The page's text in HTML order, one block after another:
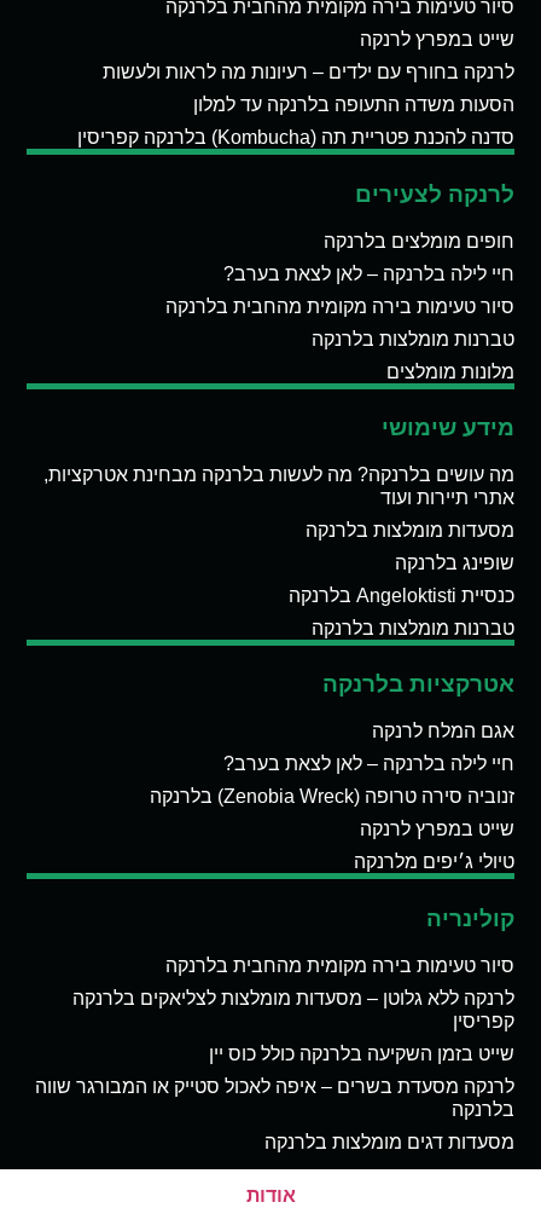
סיור טעימות בירה מקומית מהחבית בלרנקה
שייט במפרץ לרנקה
לרנקה בחורף עם ילדים – רעיונות מה לראות ולעשות
הסעות משדה התעופה בלרנקה עד למלון
סדנה להכנת פטריית תה (Kombucha) בלרנקה קפריסין
לרנקה לצעירים
חופים מומלצים בלרנקה
חיי לילה בלרנקה – לאן לצאת בערב?
סיור טעימות בירה מקומית מהחבית בלרנקה
טברנות מומלצות בלרנקה
מלונות מומלצים
מידע שימושי
מה עושים בלרנקה? מה לעשות בלרנקה מבחינת אטרקציות,
אתרי תיירות ועוד
מסעדות מומלצות בלרנקה
שופינג בלרנקה
כנסיית Angeloktisti בלרנקה
טברנות מומלצות בלרנקה
אטרקציות בלרנקה
אגם המלח לרנקה
חיי לילה בלרנקה – לאן לצאת בערב?
זנוביה סירה טרופה (Zenobia Wreck) בלרנקה
שייט במפרץ לרנקה
טיולי ג׳יפים מלרנקה
קולינריה
סיור טעימות בירה מקומית מהחבית בלרנקה
לרנקה ללא גלוטן – מסעדות מומלצות לצליאקים בלרנקה
קפריסין
שייט בזמן השקיעה בלרנקה כולל כוס יין
לרנקה מסעדת בשרים – איפה לאכול סטייק או המבורגר שווה
בלרנקה
מסעדות דגים מומלצות בלרנקה
אודות